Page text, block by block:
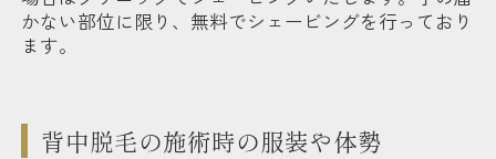
かない部位に限り、無料でシェービングを行っており
ます。
背中脱毛の施術時の服装や体勢